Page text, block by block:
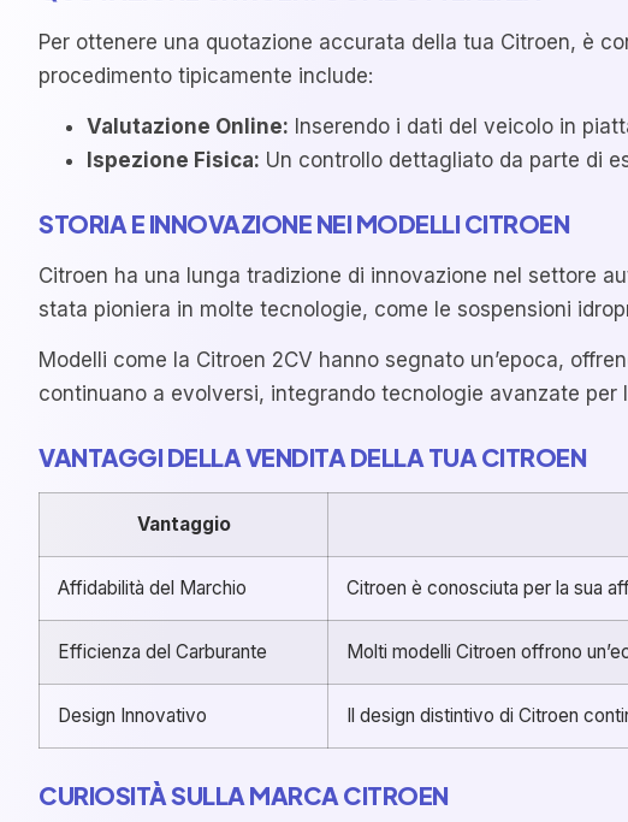
Per ottenere una quotazione accurata della tua Citroen, è
procedimento tipicamente include:
Valutazione Online: Inserendo i dati del veicolo in
Ispezione Fisica: Un controllo dettagliato da parte di
STORIA E INNOVAZIONE NEI MODELLI CITROEN
Citroen ha una lunga tradizione di innovazione nel settore
stata pioniera in molte tecnologie, come le sospensioni
Modelli come la Citroen 2CV hanno segnato un’epoca,
continuano a evolversi, integrando tecnologie avanzate
VANTAGGI DELLA VENDITA DELLA TUA CITROEN
Vantaggio
Affidabilità del Marchio Citroen è conosciuta per la sua
Efficienza del Carburante Molti modelli Citroen offrono
Design Innovativo Il design distintivo di Citroen
CURIOSITÀ SULLA MARCA CITROEN